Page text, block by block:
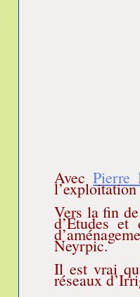
Avec
Vers la fin
d’Etudes et
Neyrpic.
Il est vrai
réseaux